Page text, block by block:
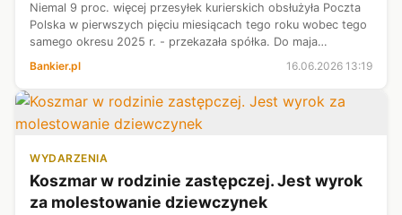
Niemal 9 proc. więcej przesyłek kurierskich obsłużyła Poczta
Polska w pierwszych pięciu miesiącach tego roku wobec tego
samego okresu 2025 r. - przekazała spółka. Do maja
odnotowano także wzrost w segmencie usług logistycznych
dla biznesu, a liczba n...
Bankier.pl 16.06.2026 13:19
WYDARZENIA
Koszmar w rodzinie zastępczej. Jest wyrok
za molestowanie dziewczynek